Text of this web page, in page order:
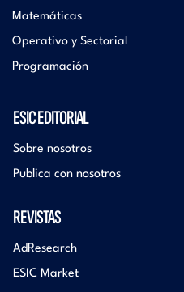
Matemáticas
Operativo y Sectorial
Programación
ESIC EDITORIAL
Sobre nosotros
Publica con nosotros
REVISTAS
AdResearch
ESIC Market